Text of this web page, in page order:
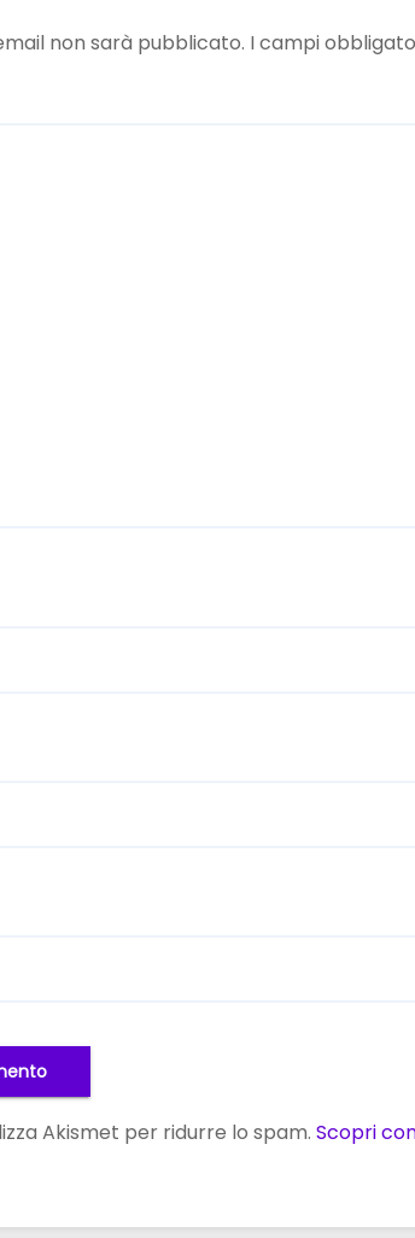
non sarà pubblicato. I campi
Akismet per ridurre lo spam. Scopri